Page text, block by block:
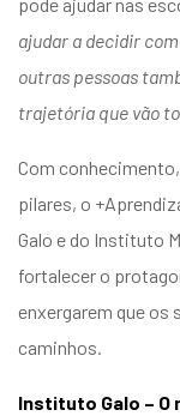
ajudar a decidir
outras pessoas
trajetória que vão
Com
pilares, o
Galo e do Instituto
fortalecer o
enxergarem que os
caminhos.
Instituto Galo –